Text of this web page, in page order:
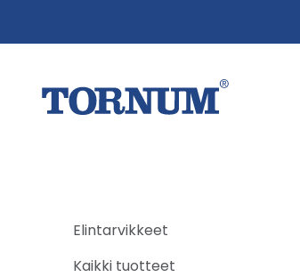
Elintarvikkeet
Kaikki tuotteet